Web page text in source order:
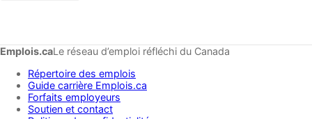
Emplois.caLe réseau d’emploi réfléchi du Canada
Répertoire des emplois
Guide carrière Emplois.ca
Forfaits employeurs
Soutien et contact